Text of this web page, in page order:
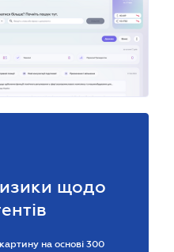
щодо
на основі 300